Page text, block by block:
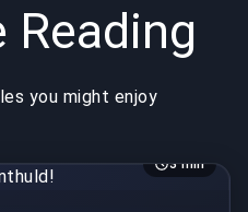
Reading
you might enjoy
3 min